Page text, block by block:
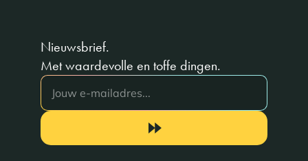
Nieuwsbrief.
Met waardevolle en toffe dingen.